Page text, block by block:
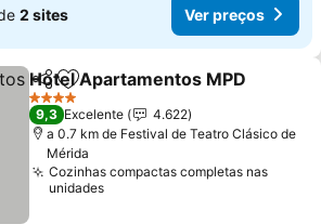
2 sites Ver preços
PartilharAdicionar aos favoritos
Hotel Apartamentos MPD
4 Estrelas
9,3 Excelente
4.622
a 0.7 km de Festival de Teatro Clásico de
Mérida
Cozinhas compactas completas nas
unidades